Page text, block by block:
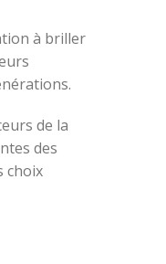
à briller
de la
des
choix